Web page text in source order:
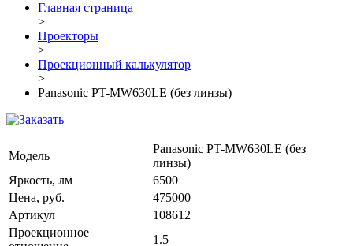
Главная страница
>
Проекторы
>
Проекционный калькулятор
>
Panasonic PT-MW630LE (без линзы)
Модель
Panasonic PT-MW630LE (без
линзы)
Яркость, лм
6500
Цена, руб.
475000
Артикул
108612
Проекционное
1.5